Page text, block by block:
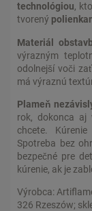
technológiou,
tvorený
Materiál
výrazným
odolnejší voči
má výraznú
Plameň
rok, dokonca aj
chcete.
Spotreba bez
bezpečné pre
kúrenie, ak je
Výrobca:
326 Rzeszów;